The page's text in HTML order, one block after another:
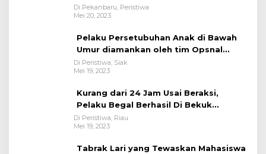
Bukit Raya
Di Pekanbaru, Peristiwa
Mei 20, 2023
Pelaku Persetubuhan Anak di Bawah
Umur diamankan oleh tim Opsnal
Polsek Tualang-Polres Siak-Polda Riau
Di Peristiwa, Siak
Mei 19, 2023
Kurang dari 24 Jam Usai Beraksi,
Pelaku Begal Berhasil Di Bekuk
Satreskrim Polres Kuansing
Di Peristiwa, Riau
Mei 19, 2023
Tabrak Lari yang Tewaskan Mahasiswa